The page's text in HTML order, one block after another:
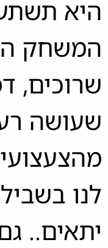
היא
המשחק
שרוכים,
שעושה
לנו
יתאים..